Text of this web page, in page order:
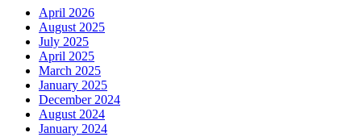
April 2026
August 2025
July 2025
April 2025
March 2025
January 2025
December 2024
August 2024
January 2024